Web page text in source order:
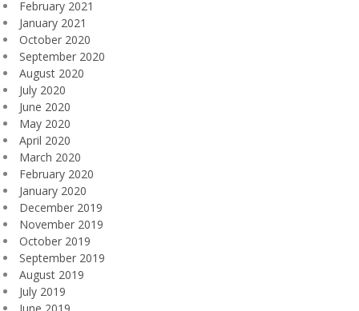
February 2021
January 2021
October 2020
September 2020
August 2020
July 2020
June 2020
May 2020
April 2020
March 2020
February 2020
January 2020
December 2019
November 2019
October 2019
September 2019
August 2019
July 2019